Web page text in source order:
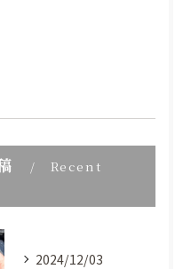
Recent
2024/12/03